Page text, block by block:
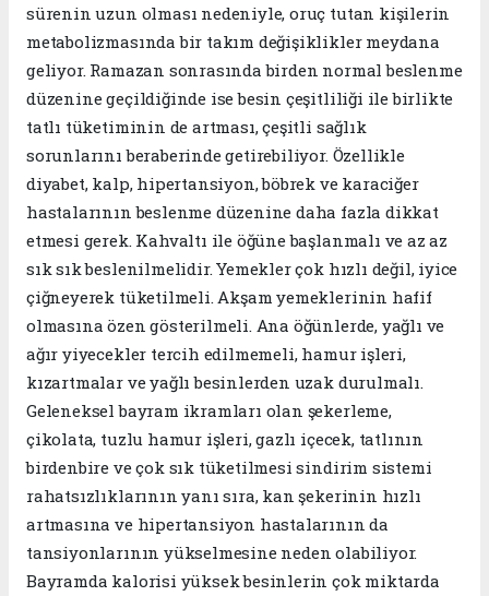
sürenin uzun olması nedeniyle, oruç tutan kişilerin
metabolizmasında bir takım değişiklikler meydana
geliyor. Ramazan sonrasında birden normal beslenme
düzenine geçildiğinde ise besin çeşitliliği ile birlikte
tatlı tüketiminin de artması, çeşitli sağlık
sorunlarını beraberinde getirebiliyor. Özellikle
diyabet, kalp, hipertansiyon, böbrek ve karaciğer
hastalarının beslenme düzenine daha fazla dikkat
etmesi gerek. Kahvaltı ile öğüne başlanmalı ve az az
sık sık beslenilmelidir. Yemekler çok hızlı değil, iyice
çiğneyerek tüketilmeli. Akşam yemeklerinin hafif
olmasına özen gösterilmeli. Ana öğünlerde, yağlı ve
ağır yiyecekler tercih edilmemeli, hamur işleri,
kızartmalar ve yağlı besinlerden uzak durulmalı.
Geleneksel bayram ikramları olan şekerleme,
çikolata, tuzlu hamur işleri, gazlı içecek, tatlının
birdenbire ve çok sık tüketilmesi sindirim sistemi
rahatsızlıklarının yanı sıra, kan şekerinin hızlı
artmasına ve hipertansiyon hastalarının da
tansiyonlarının yükselmesine neden olabiliyor.
Bayramda kalorisi yüksek besinlerin çok miktarda